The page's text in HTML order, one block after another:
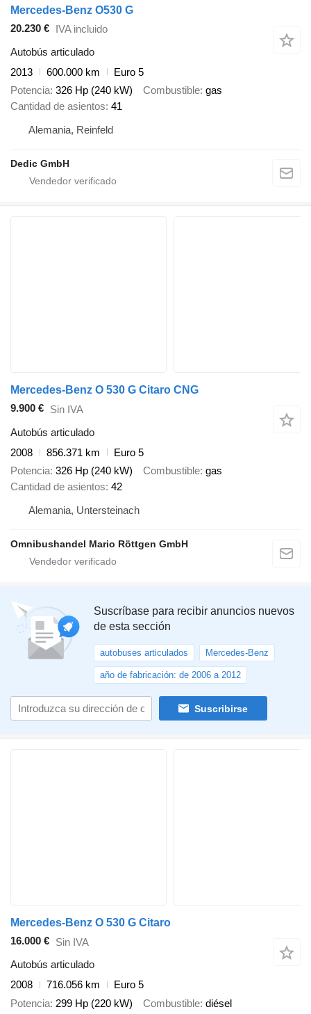
Mercedes-Benz O530 G
20.230 € IVA incluido
Autobús articulado
2013
600.000 km
Euro 5
Potencia 326 Hp (240 kW) Combustible gas
Cantidad de asientos 41
Alemania, Reinfeld
Dedic GmbH
Mercedes-Benz O 530 G Citaro CNG
9.900 € Sin IVA
Autobús articulado
2008
856.371 km
Euro 5
Potencia 326 Hp (240 kW) Combustible gas
Cantidad de asientos 42
Alemania, Untersteinach
Omnibushandel Mario Röttgen GmbH
Suscríbase para recibir anuncios nuevos
de esta sección
autobuses articulados Mercedes-Benz
año de fabricación: de 2006 a 2012
Suscribirse
Mercedes-Benz O 530 G Citaro
16.000 € Sin IVA
Autobús articulado
2008
716.056 km
Euro 5
Potencia 299 Hp (220 kW) Combustible diésel